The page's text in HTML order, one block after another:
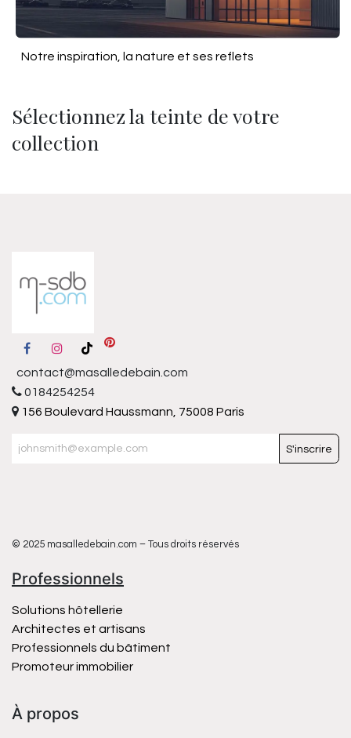
Sélectionnez la teinte de votre
collection
Notre inspiration, la nature et ses reflets
contact@masalledebain.com
0184254254
156 Boulevard Haussmann, 75008 Paris
S'inscrire
© 2025 masalledebain.com – Tous droits réservés
Professionnels
Solutions hôtellerie
Architectes et artisans
Professionnels du bâtiment
Promoteur immobilier
À propos